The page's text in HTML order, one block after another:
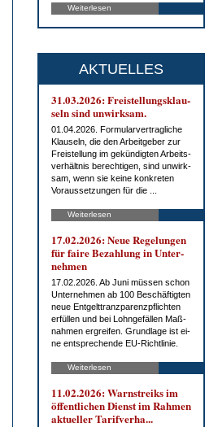
Weiterlesen
AKTUELLES
31.03.2026: Frei­stel­lungs­klau­
seln sind un­wirk­sam.
01.04.2026. For­mu­lar­ver­trag­li­che
Klau­seln, die den Ar­beit­ge­ber zur
Frei­stel­lung im ge­kün­dig­ten Ar­beits­
ver­hält­nis be­rech­ti­gen, sind un­wirk­
sam, wenn sie kei­ne kon­kre­ten
Vor­aus­set­zun­gen für die ...
Weiterlesen
17.02.2026: Neue Re­ge­lun­gen
für fai­re Be­zah­lung in Un­ter­
neh­men
17.02.2026. Ab Ju­ni müs­sen schon
Un­ter­neh­men ab 100 Be­schäf­tig­ten
neue Ent­gelt­tranz­pa­renz­pflich­ten
er­fül­len und bei Lohn­ge­fäl­len Maß­
nah­men er­grei­fen. Grund­la­ge ist ei­
ne ent­spre­chen­de EU-Richt­li­nie.
Weiterlesen
11.02.2026: Warn­streiks im
öf­fent­li­chen Dienst im Rah­men
ak­tu­el­ler Ta­rif­ver­ha...